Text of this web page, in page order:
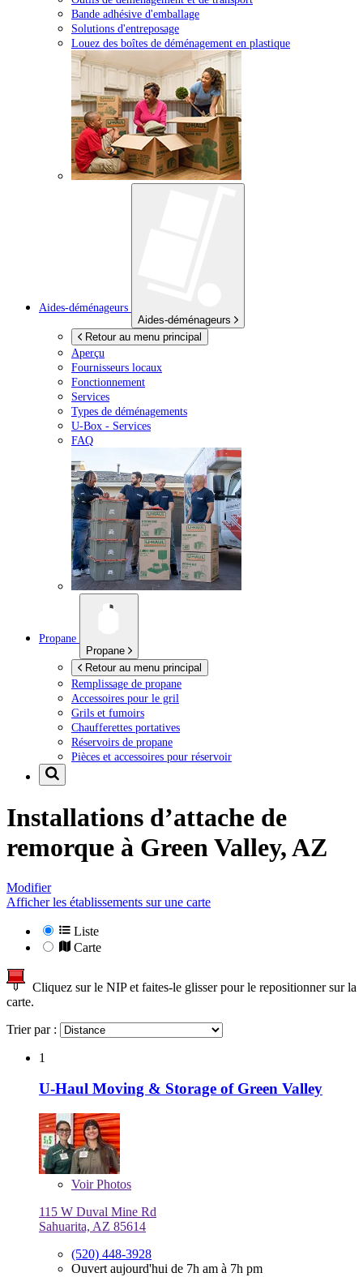
Bande adhésive d'emballage
Solutions d'entreposage
Louez des boîtes de déménagement en plastique
Aides-déménageurs
Aides-déménageurs
Retour au menu principal
Aperçu
Fournisseurs locaux
Fonctionnement
Services
Types de déménagements
U-Box - Services
FAQ
Propane
Propane
Retour au menu principal
Remplissage de propane
Accessoires pour le gril
Grils et fumoirs
Chaufferettes portatives
Réservoirs de propane
Pièces et accessoires pour réservoir
Installations d’attache de
remorque à Green Valley, AZ
Modifier
Afficher les établissements sur une carte
Liste
Carte
Cliquez sur le NIP et faites-le glisser pour le repositionner sur la
carte.
Trier par :
1
U-Haul Moving & Storage of Green Valley
VoirPhotos
115 W Duval Mine Rd
Sahuarita, AZ 85614
(520) 448-3928
Ouvert aujourd'hui de 7h am à 7h pm